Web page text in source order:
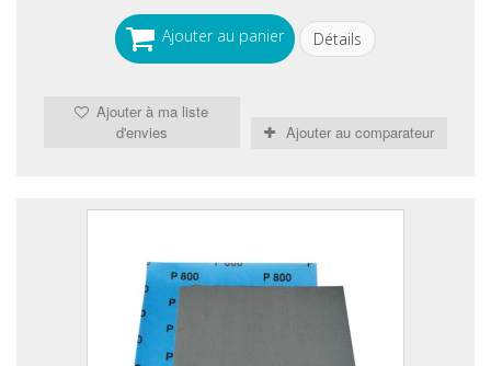
Ajouter au panier Détails
Ajouter à ma liste
d'envies
Ajouter au comparateur